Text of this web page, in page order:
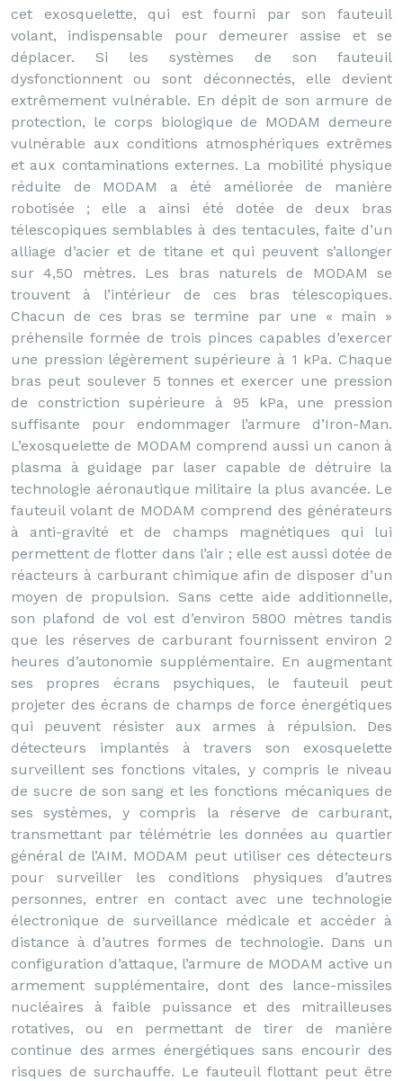
cet exosquelette, qui est fourni par son fauteuil
volant, indispensable pour demeurer assise et se
déplacer. Si les systèmes de son fauteuil
dysfonctionnent ou sont déconnectés, elle devient
extrêmement vulnérable. En dépit de son armure de
protection, le corps biologique de MODAM demeure
vulnérable aux conditions atmosphériques extrêmes
et aux contaminations externes. La mobilité physique
réduite de MODAM a été améliorée de manière
robotisée ; elle a ainsi été dotée de deux bras
télescopiques semblables à des tentacules, faite d’un
alliage d’acier et de titane et qui peuvent s’allonger
sur 4,50 mètres. Les bras naturels de MODAM se
trouvent à l’intérieur de ces bras télescopiques.
Chacun de ces bras se termine par une « main »
préhensile formée de trois pinces capables d’exercer
une pression légèrement supérieure à 1 kPa. Chaque
bras peut soulever 5 tonnes et exercer une pression
de constriction supérieure à 95 kPa, une pression
suffisante pour endommager l’armure d’Iron-Man.
L’exosquelette de MODAM comprend aussi un canon à
plasma à guidage par laser capable de détruire la
technologie aéronautique militaire la plus avancée. Le
fauteuil volant de MODAM comprend des générateurs
à anti-gravité et de champs magnétiques qui lui
permettent de flotter dans l’air ; elle est aussi dotée de
réacteurs à carburant chimique afin de disposer d’un
moyen de propulsion. Sans cette aide additionnelle,
son plafond de vol est d’environ 5800 mètres tandis
que les réserves de carburant fournissent environ 2
heures d’autonomie supplémentaire. En augmentant
ses propres écrans psychiques, le fauteuil peut
projeter des écrans de champs de force énergétiques
qui peuvent résister aux armes à répulsion. Des
détecteurs implantés à travers son exosquelette
surveillent ses fonctions vitales, y compris le niveau
de sucre de son sang et les fonctions mécaniques de
ses systèmes, y compris la réserve de carburant,
transmettant par télémétrie les données au quartier
général de l’AIM. MODAM peut utiliser ces détecteurs
pour surveiller les conditions physiques d’autres
personnes, entrer en contact avec une technologie
électronique de surveillance médicale et accéder à
distance à d’autres formes de technologie. Dans un
configuration d’attaque, l’armure de MODAM active un
armement supplémentaire, dont des lance-missiles
nucléaires à faible puissance et des mitrailleuses
rotatives, ou en permettant de tirer de manière
continue des armes énergétiques sans encourir des
risques de surchauffe. Le fauteuil flottant peut être